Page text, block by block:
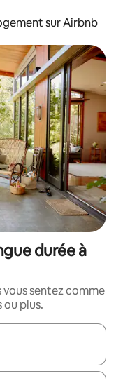
sur Airbnb
durée à
sentez comme
ou plus.
les flèches vers le